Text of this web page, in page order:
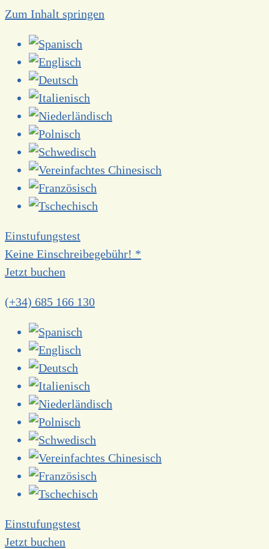
Zum Inhalt springen
Einstufungstest
Keine Einschreibegebühr! *
Jetzt buchen
(+34) 685 166 130
Einstufungstest
Jetzt buchen